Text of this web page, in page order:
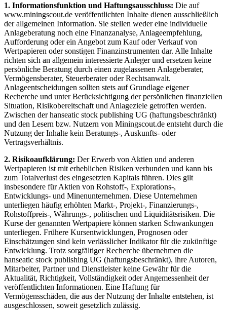
1. Informationsfunktion und Haftungsausschluss: Die auf
www.miningscout.de veröffentlichten Inhalte dienen ausschließlich
der allgemeinen Information. Sie stellen weder eine individuelle
Anlageberatung noch eine Finanzanalyse, Anlageempfehlung,
Aufforderung oder ein Angebot zum Kauf oder Verkauf von
Wertpapieren oder sonstigen Finanzinstrumenten dar. Alle Inhalte
richten sich an allgemein interessierte Anleger und ersetzen keine
persönliche Beratung durch einen zugelassenen Anlageberater,
Vermögensberater, Steuerberater oder Rechtsanwalt.
Anlageentscheidungen sollten stets auf Grundlage eigener
Recherche und unter Berücksichtigung der persönlichen finanziellen
Situation, Risikobereitschaft und Anlageziele getroffen werden.
Zwischen der hanseatic stock publishing UG (haftungsbeschränkt)
und den Lesern bzw. Nutzern von Miningscout.de entsteht durch die
Nutzung der Inhalte kein Beratungs-, Auskunfts- oder
Vertragsverhältnis.
2. Risikoaufklärung: Der Erwerb von Aktien und anderen
Wertpapieren ist mit erheblichen Risiken verbunden und kann bis
zum Totalverlust des eingesetzten Kapitals führen. Dies gilt
insbesondere für Aktien von Rohstoff-, Explorations-,
Entwicklungs- und Minenunternehmen. Diese Unternehmen
unterliegen häufig erhöhten Markt-, Projekt-, Finanzierungs-,
Rohstoffpreis-, Währungs-, politischen und Liquiditätsrisiken. Die
Kurse der genannten Wertpapiere können starken Schwankungen
unterliegen. Frühere Kursentwicklungen, Prognosen oder
Einschätzungen sind kein verlässlicher Indikator für die zukünftige
Entwicklung. Trotz sorgfältiger Recherche übernehmen die
hanseatic stock publishing UG (haftungsbeschränkt), ihre Autoren,
Mitarbeiter, Partner und Dienstleister keine Gewähr für die
Aktualität, Richtigkeit, Vollständigkeit oder Angemessenheit der
veröffentlichten Informationen. Eine Haftung für
Vermögensschäden, die aus der Nutzung der Inhalte entstehen, ist
ausgeschlossen, soweit gesetzlich zulässig.